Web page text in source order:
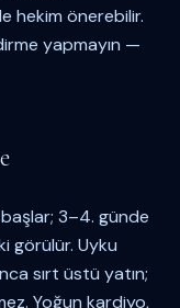
hekim önerebilir.
yapmayın —
3–4. günde
görülür. Uyku
sırt üstü yatın;
Yoğun kardiyo,